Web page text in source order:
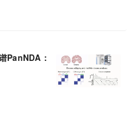
PanNDA：覆盖六大疾病、逾万名